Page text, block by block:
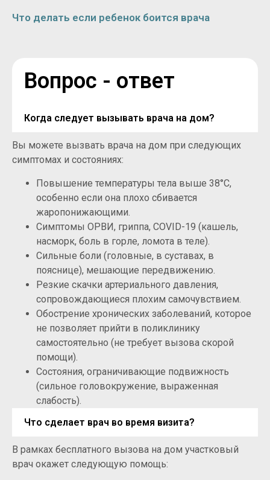
Что делать если ребенок боится врача
Вопрос - ответ
Когда следует вызывать врача на дом?
Вы можете вызвать врача на дом при следующих
симптомах и состояниях:
Повышение температуры тела выше 38°C,
особенно если она плохо сбивается
жаропонижающими.
Симптомы ОРВИ, гриппа, COVID-19 (кашель,
насморк, боль в горле, ломота в теле).
Сильные боли (головные, в суставах, в
пояснице), мешающие передвижению.
Резкие скачки артериального давления,
сопровождающиеся плохим самочувствием.
Обострение хронических заболеваний, которое
не позволяет прийти в поликлинику
самостоятельно (не требует вызова скорой
помощи).
Состояния, ограничивающие подвижность
(сильное головокружение, выраженная
слабость).
Что сделает врач во время визита?
В рамках бесплатного вызова на дом участковый
врач окажет следующую помощь: